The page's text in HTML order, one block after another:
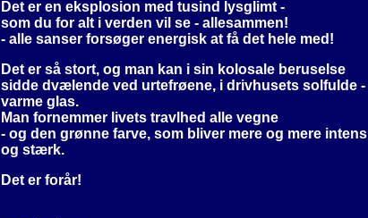
Det er en eksplosion med tusind lysglimt -
som du for alt i verden vil se - allesammen!
- alle sanser forsøger energisk at få det hele med!
Det er så stort, og man kan i sin kolosale beruselse
sidde dvælende ved urtefrøene, i drivhusets solfulde -
varme glas.
Man fornemmer livets travlhed alle vegne
- og den grønne farve, som bliver mere og mere intens
og stærk.
Det er forår!